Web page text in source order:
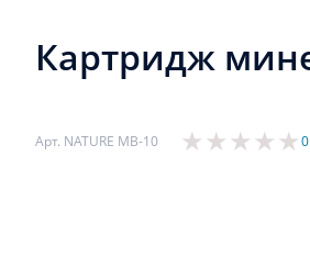
Картридж
Арт. NATURE МВ-10